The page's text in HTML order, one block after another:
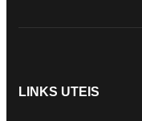
LINKS UTEIS